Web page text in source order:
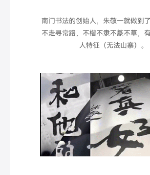
南门书法的创始人， 朱敬一就做到了
不走寻常路，不楷不隶不篆不草，
人特征（无法山寨）。